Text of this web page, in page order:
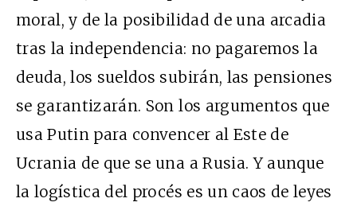
moral, y de la posibilidad de una arcadia
tras la independencia: no pagaremos la
deuda, los sueldos subirán, las pensiones
se garantizarán. Son los argumentos que
usa Putin para convencer al Este de
Ucrania de que se una a Rusia. Y aunque
la logística del procés es un caos de leyes